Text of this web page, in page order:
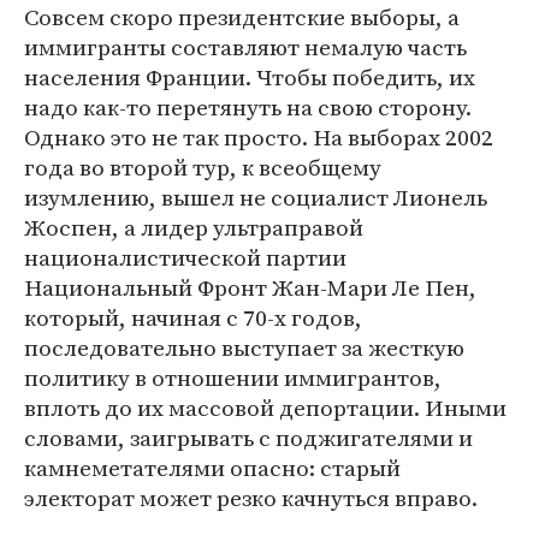
Совсем скоро президентские выборы, а
иммигранты составляют немалую часть
населения Франции. Чтобы победить, их
надо как-то перетянуть на свою сторону.
Однако это не так просто. На выборах 2002
года во второй тур, к всеобщему
изумлению, вышел не социалист Лионель
Жоспен, а лидер ультраправой
националистической партии
Национальный Фронт Жан-Мари Ле Пен,
который, начиная с 70-х годов,
последовательно выступает за жесткую
политику в отношении иммигрантов,
вплоть до их массовой депортации. Иными
словами, заигрывать с поджигателями и
камнеметателями опасно: старый
электорат может резко качнуться вправо.